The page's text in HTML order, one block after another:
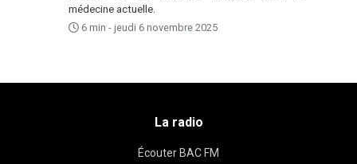
médecine actuelle.
6 min - jeudi 6 novembre 2025
La radio
Écouter BAC FM